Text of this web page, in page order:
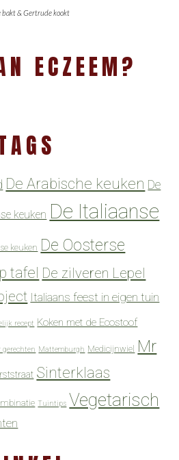
bakt & Gertrude kookt
ECZEEM?
De Arabische keuken De
keuken De Italiaanse
keuken De Oosterse
tafel De zilveren Lepel
Italiaans feest in eigen tuin
recept Koken met de Ecostoof
gerechten Mattemburgh Medicijnwiel Mr
Sinterklaas
Tuintips Vegetarisch